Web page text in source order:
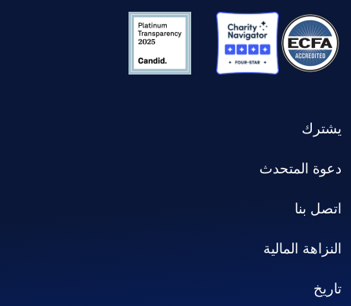
يشترك
دعوة المتحدث
اتصل بنا
النزاهة المالية
تاريخ